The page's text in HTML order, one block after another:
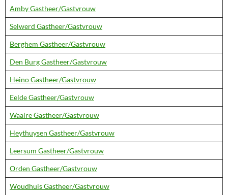
Amby Gastheer/Gastvrouw
Selwerd Gastheer/Gastvrouw
Berghem Gastheer/Gastvrouw
Den Burg Gastheer/Gastvrouw
Heino Gastheer/Gastvrouw
Eelde Gastheer/Gastvrouw
Waalre Gastheer/Gastvrouw
Heythuysen Gastheer/Gastvrouw
Leersum Gastheer/Gastvrouw
Orden Gastheer/Gastvrouw
Woudhuis Gastheer/Gastvrouw